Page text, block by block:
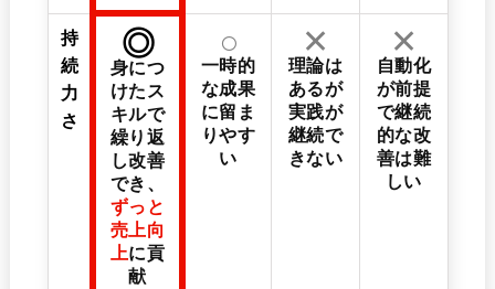
持
続
力
さ
◎
身につ
けたス
キルで
繰り返
し改善
でき、
ずっと
売上向
上に貢
献
○
一時的
な成果
に留ま
りやす
い
✕
理論は
あるが
実践が
継続で
きない
✕
自動化
が前提
で継続
的な改
善は難
しい